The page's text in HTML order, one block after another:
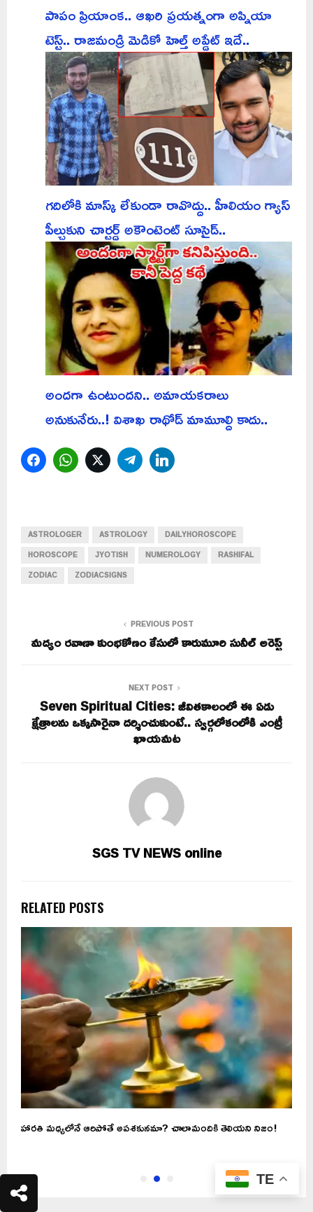
పాపం ప్రియాంక.. ఆఖరి ప్రయత్నంగా అప్నియా
టెస్ట్.. రాజమండ్రి మెడికో హెల్త్ అప్డేట్ ఇదే..
గదిలోకి మాస్క్ లేకుండా రావొద్దు.. హీలియం గ్యాస్
పీల్చుకుని చార్టర్డ్ అకౌంటెంట్ సూసైడ్..
అందగా ఉంటుందని.. అమాయకరాలు
అనుకునేరు..! విశాఖ రాథోడ్ మామూల్ది కాదు..
FacebookWhatsAppTwitterTelegram
ASTROLOGER ASTROLOGY
DAILYHOROSCOPE
HOROSCOPE
JYOTISH NUMEROLOGY
RASHIFAL
ZODIAC
ZODIACSIGNS
PREVIOUS POST
మద్యం రవాణా కుంభకోణం కేసులో కారుమూరి సునీల్ అరెస్ట్
NEXT POST
Seven Spiritual Cities: జీవితకాలంలో ఈ ఏడు
క్షేత్రాలను ఒక్కసారైనా దర్శించుకుంటే.. స్వర్గలోకంలోకి ఎంట్రీ
ఖాయమట
SGS TV NEWS online
RELATED POSTS
హారతి మధ్యలోనే ఆరిపోతే అపశకునమా? చాలామందికి తెలియని నిజం!
TE